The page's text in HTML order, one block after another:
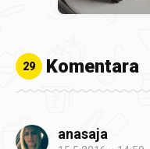
29 Komentara
anasaja